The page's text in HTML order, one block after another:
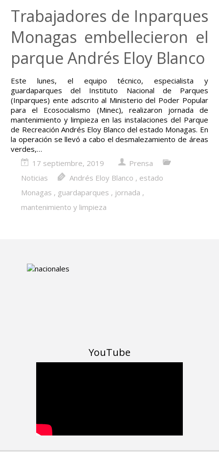
Trabajadores de Inparques
Monagas embellecieron el
parque Andrés Eloy Blanco
Este lunes, el equipo técnico, especialista y
guardaparques del Instituto Nacional de Parques
(Inparques) ente adscrito al Ministerio del Poder Popular
para el Ecosocialismo (Minec), realizaron jornada de
mantenimiento y limpieza en las instalaciones del Parque
de Recreación Andrés Eloy Blanco del estado Monagas. En
la operación se llevó a cabo el desmalezamiento de áreas
verdes,…
17 septiembre, 2019
Prensa
Noticias
Andrés Eloy Blanco , estado
Monagas , guardaparques , jornada ,
mantenimiento y limpieza
YouTube